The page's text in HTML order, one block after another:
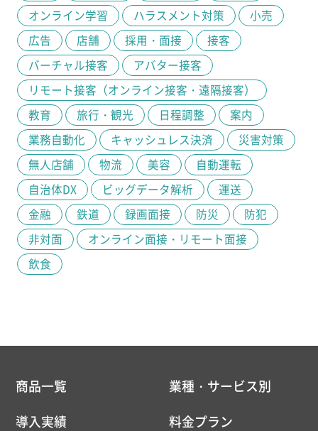
オンライン学習
ハラスメント対策
小売
広告
店舗 採用・面接
接客
バーチャル接客
アバター接客
リモート接客（オンライン接客・遠隔接客）
教育
旅行・観光 日程調整
案内
業務自動化
キャッシュレス決済
災害対策
無人店舗
物流 美容
自動運転
自治体DX
ビッグデータ解析
運送
金融
鉄道 録画面接 防災
防犯
非対面
オンライン面接・リモート面接
飲食
商品一覧
業種・サービス別
導入実績
料金プラン